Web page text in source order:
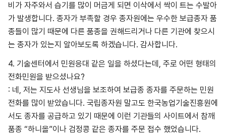
비가 자주와서 습기를 많이 머금게 되면 이삭에서 싹이 트는 수발아
가 발생합니다. 종자가 부족할 경우 종자원에는 우수한 보급종자 품
종들이 많기 때문에 다른 품종을 권해드리거나 다른 기관에 찾으시
는 종자가 있는지 알아보도록 하겠습니다. 감사합니다.
4. 기술센터에서 민원응대 같은 일을 하셨다는데, 주로 어떤 형태의
전화민원을 받으셨나요?
: 네, 저는 지도사 선생님을 보조하여 보급종 종자를 주문하는 민원
전화를 많이 받았습니다. 국립종자원 말고도 한국농업기술진흥원에
서도 종자를 공급하고 있기 때문에 이런 기관들의 사이트에서 참깨
품종 “하니올”이나 검정콩 같은 종자를 주문 접수 했었습니다.